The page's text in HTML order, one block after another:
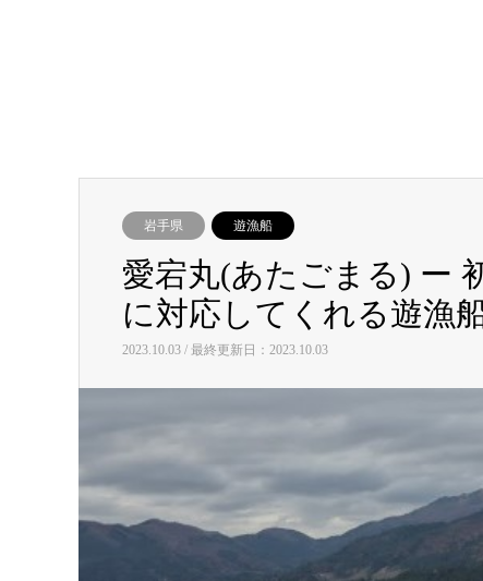
岩手県 遊漁船
愛宕丸(あたごまる) ー
に対応してくれる遊漁
2023.10.03 / 最終更新日：2023.10.03